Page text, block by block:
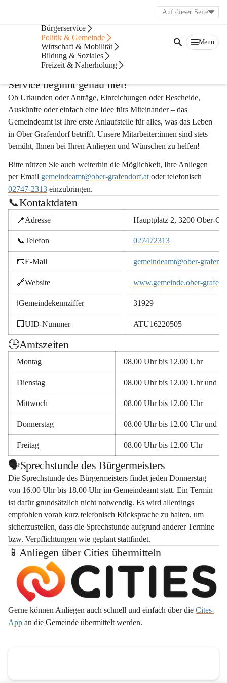
Bürgerservice
Politik & Gemeinde
Wirtschaft & Mobilität
Bildung & Soziales
Freizeit & Naherholung
Menü
Auf dieser Seite
Amtszeiten &
Kontaktdaten
Service beginnt genau hier!
Ob Urkunden oder Anträge, Einreichungen oder Bescheide,
Auskünfte oder einfach eine Idee fürs Miteinander – das
Gemeindeamt ist Ihre erste Anlaufstelle für alles, was das Leben
in Ober Grafendorf betrifft. Unsere Mitarbeiter:innen sind stets
bemüht, Ihnen bei Ihren Anliegen und Wünschen zu helfen!
Bitte nützen Sie auch weiterhin die Möglichkeit, Ihre Anliegen
per Email gemeindeamt@ober-grafendorf.at oder telefonisch
02747-2313 einzubringen.
📞Kontaktdaten
📍Adresse Hauptplatz 2, 3200 Ober-
📞Telefon 027472313
📧E-Mail gemeindeamt@ober-
🔗Website www.gemeinde.ober-
ℹ️Gemeindekennziffer 31929
🏢UID-Nummer ATU16220505
🕒️Amtszeiten
Montag 08.00 Uhr bis 12.00 Uhr
Dienstag 08.00 Uhr bis 12.00 Uhr und
Mittwoch 08.00 Uhr bis 12.00 Uhr
Donnerstag 08.00 Uhr bis 12.00 Uhr und
Freitag 08.00 Uhr bis 12.00 Uhr
🗣️Sprechstunde des Bürgermeisters
Die Sprechstunde des Bürgermeisters findet jeden Donnerstag
von 16.00 Uhr bis 18.00 Uhr im Gemeindeamt statt. Ein Termin
ist dafür grundsätzlich nicht notwendig. Es wird allerdings
empfohlen vorab kurz telefonisch Rücksprache zu halten, um
sicherzustellen, dass die Sprechstunde aufgrund anderer Termine
bzw. Verpflichtungen wie geplant stattfindet.
📱Anliegen über Cities übermitteln
Gerne können Anliegen auch schnell und einfach über die Cites-
App an die Gemeinde übermittelt werden.